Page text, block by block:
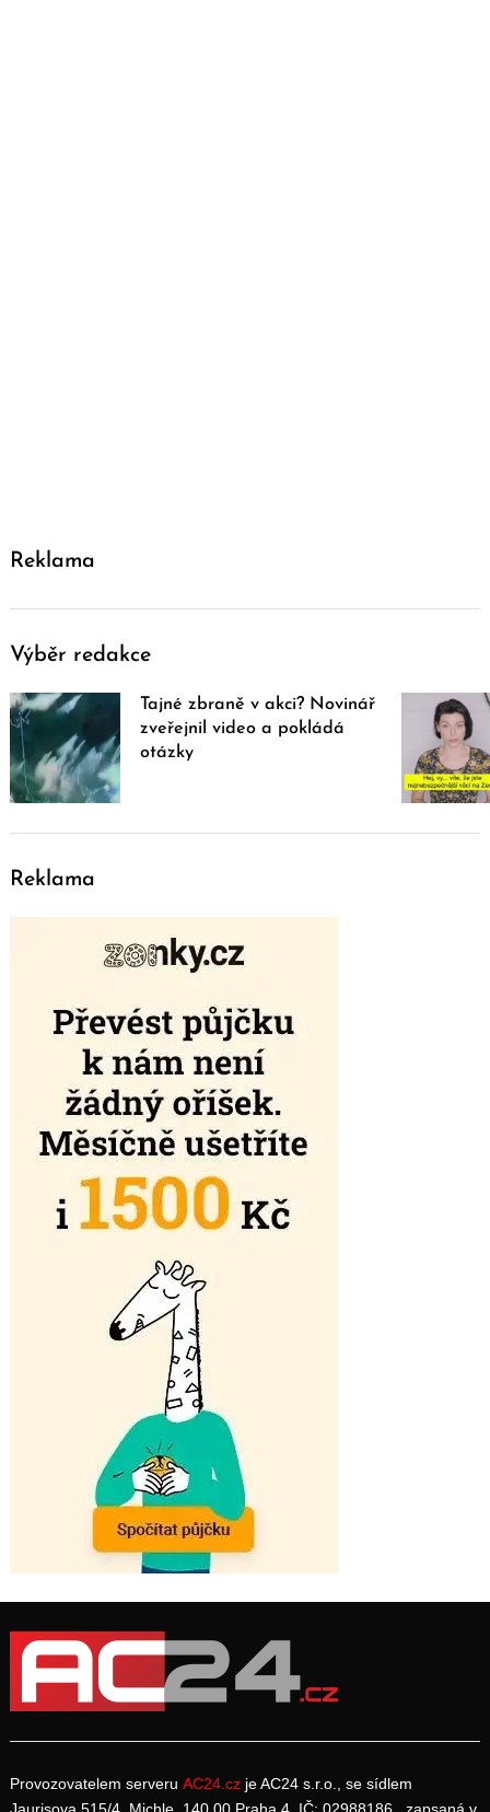
Reklama
Výběr redakce
Tajné zbraně v akci? Novinář
zveřejnil video a pokládá
otázky
Reklama
Provozovatelem serveru AC24.cz je AC24 s.r.o., se sídlem